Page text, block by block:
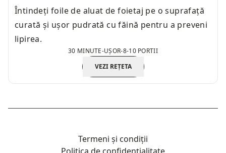
Întindeți foile de aluat de foietaj pe o suprafață
curată și ușor pudrată cu făină pentru a preveni
lipirea.
30 MINUTE-UȘOR-8-10 PORTII
VEZI REȚETA
Termeni și condiții